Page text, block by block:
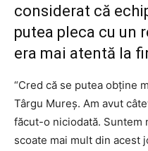
considerat că
putea pleca cu un
era mai atentă la
“Cred că se putea obține
Târgu Mureș. Am avut
făcut-o niciodată. Suntem
scoate mai mult din acest